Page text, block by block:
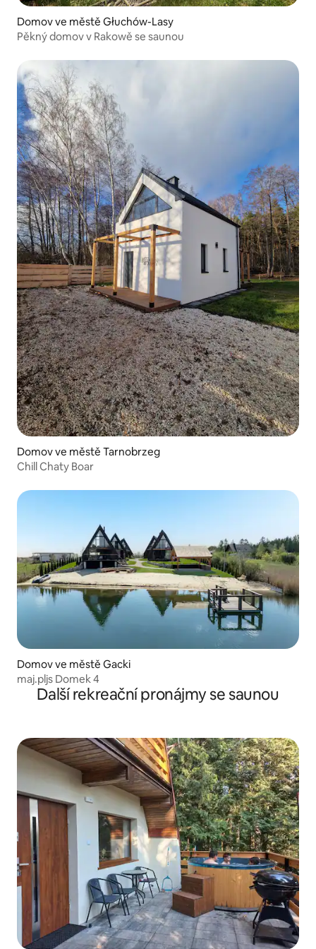
Domov ve městě Głuchów-Lasy
Pěkný domov v Rakowě se saunou
Domov ve městě Tarnobrzeg
Chill Chaty Boar
Domov ve městě Gacki
maj.pljs Domek 4
Další rekreační pronájmy se saunou